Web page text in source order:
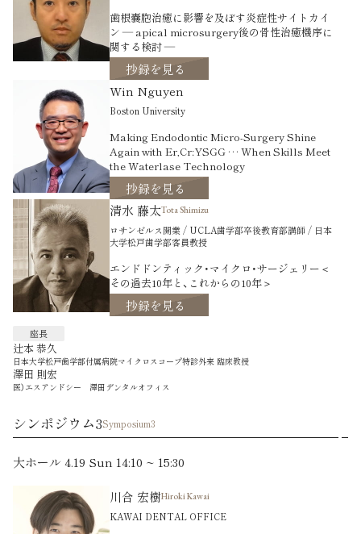
歯根嚢胞治癒に影響を及ぼす炎症性サイトカイ
ン ― apical microsurgery後の骨性治癒機序に
関する検討 ―
抄録を見る
Win Nguyen
Boston University
Making Endodontic Micro-Surgery Shine
Again with Er,Cr:YSGG … When Skills Meet
the Waterlase Technology
抄録を見る
清水 藤太Tota Shimizu
ロサンゼルス開業 / UCLA歯学部卒後教育部講師 / 日本
大学松戸歯学部客員教授
エンドドンティック・マイクロ・サージェリー＜
その過去10年と、これからの10年＞
抄録を見る
座長
辻本 恭久
日本大学松戸歯学部付属病院マイクロスコープ特診外来 臨床教授
澤田 則宏
医）エスアンドシー 澤田デンタルオフィス
シンポジウム3Symposium3
大ホール 4.19 Sun 14:10 ~ 15:30
川合 宏樹Hiroki Kawai
KAWAI DENTAL OFFICE